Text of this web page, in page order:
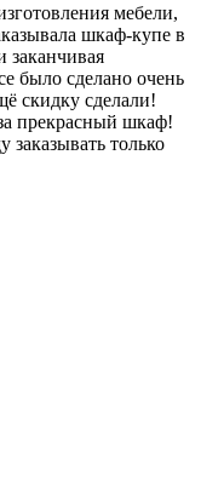
мебели,
шкаф-купе в
заканчивая
было сделано очень
скидку сделали!
прекрасный шкаф!
заказывать только